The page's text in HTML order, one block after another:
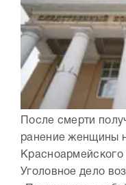
После смерти
ранение женщины
Уголовное дело